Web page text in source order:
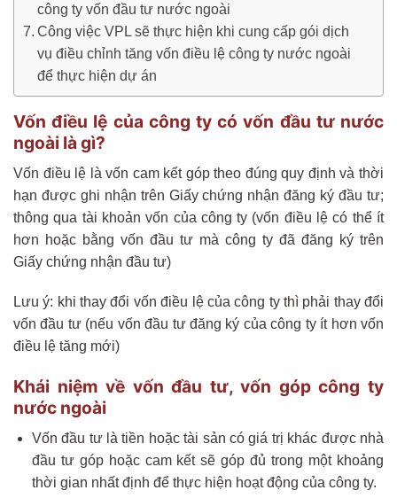
công ty vốn đầu tư nước ngoài
Công việc VPL sẽ thực hiện khi cung cấp gói dịch
vụ điều chỉnh tăng vốn điều lệ công ty nước ngoài
để thực hiện dự án
Vốn điều lệ của công ty có vốn đầu tư nước
ngoài là gì?
Vốn điều lệ là vốn cam kết góp theo đúng quy định và thời
hạn được ghi nhận trên Giấy chứng nhận đăng ký đầu tư;
thông qua tài khoản vốn của công ty (vốn điều lệ có thể ít
hơn hoặc bằng vốn đầu tư mà công ty đã đăng ký trên
Giấy chứng nhận đầu tư)
Lưu ý: khi thay đổi vốn điều lệ của công ty thì phải thay đổi
vốn đầu tư (nếu vốn đầu tư đăng ký của công ty ít hơn vốn
điều lệ tăng mới)
Khái niệm về vốn đầu tư, vốn góp công ty
nước ngoài
Vốn đầu tư là tiền hoặc tài sản có giá trị khác được nhà
đầu tư góp hoặc cam kết sẽ góp đủ trong một khoảng
thời gian nhất định để thực hiện hoạt động của công ty.